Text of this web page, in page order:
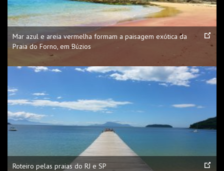
Mar azul e areia vermelha formam a paisagem exótica da
Praia do Forno, em Búzios
Roteiro pelas praias do RJ e SP